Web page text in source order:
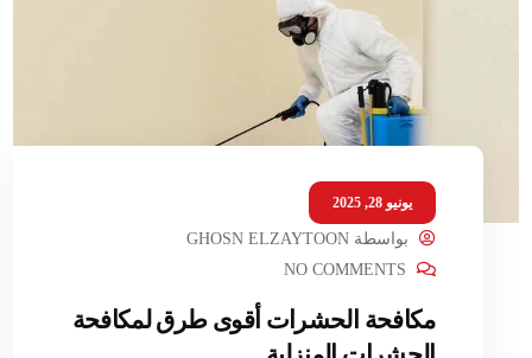
يونيو 28, 2025
بواسطةGHOSN ELZAYTOON
NO COMMENTS
مكافحة الحشرات أقوى طرق لمكافحة